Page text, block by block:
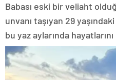
Babası eski bir veliaht
unvanı taşıyan 29
bu yaz aylarında